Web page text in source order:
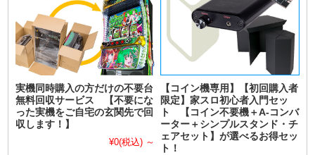
実機同時購入の方だけの不要台
無料回収サービス 【不要にな
った実機をご自宅の玄関先で回
収します！】
¥0(税込) ～
【コイン機専用】【初回購入者
限定】家スロ初心者入門セッ
ト 【コイン不要機＋A-コンバ
ーター＋シンプルスタンド・チ
ェアセット】が選べるお得セッ
ト！